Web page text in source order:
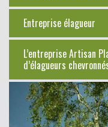
Entreprise élagueur
L’entreprise Artisan
d’élagueurs